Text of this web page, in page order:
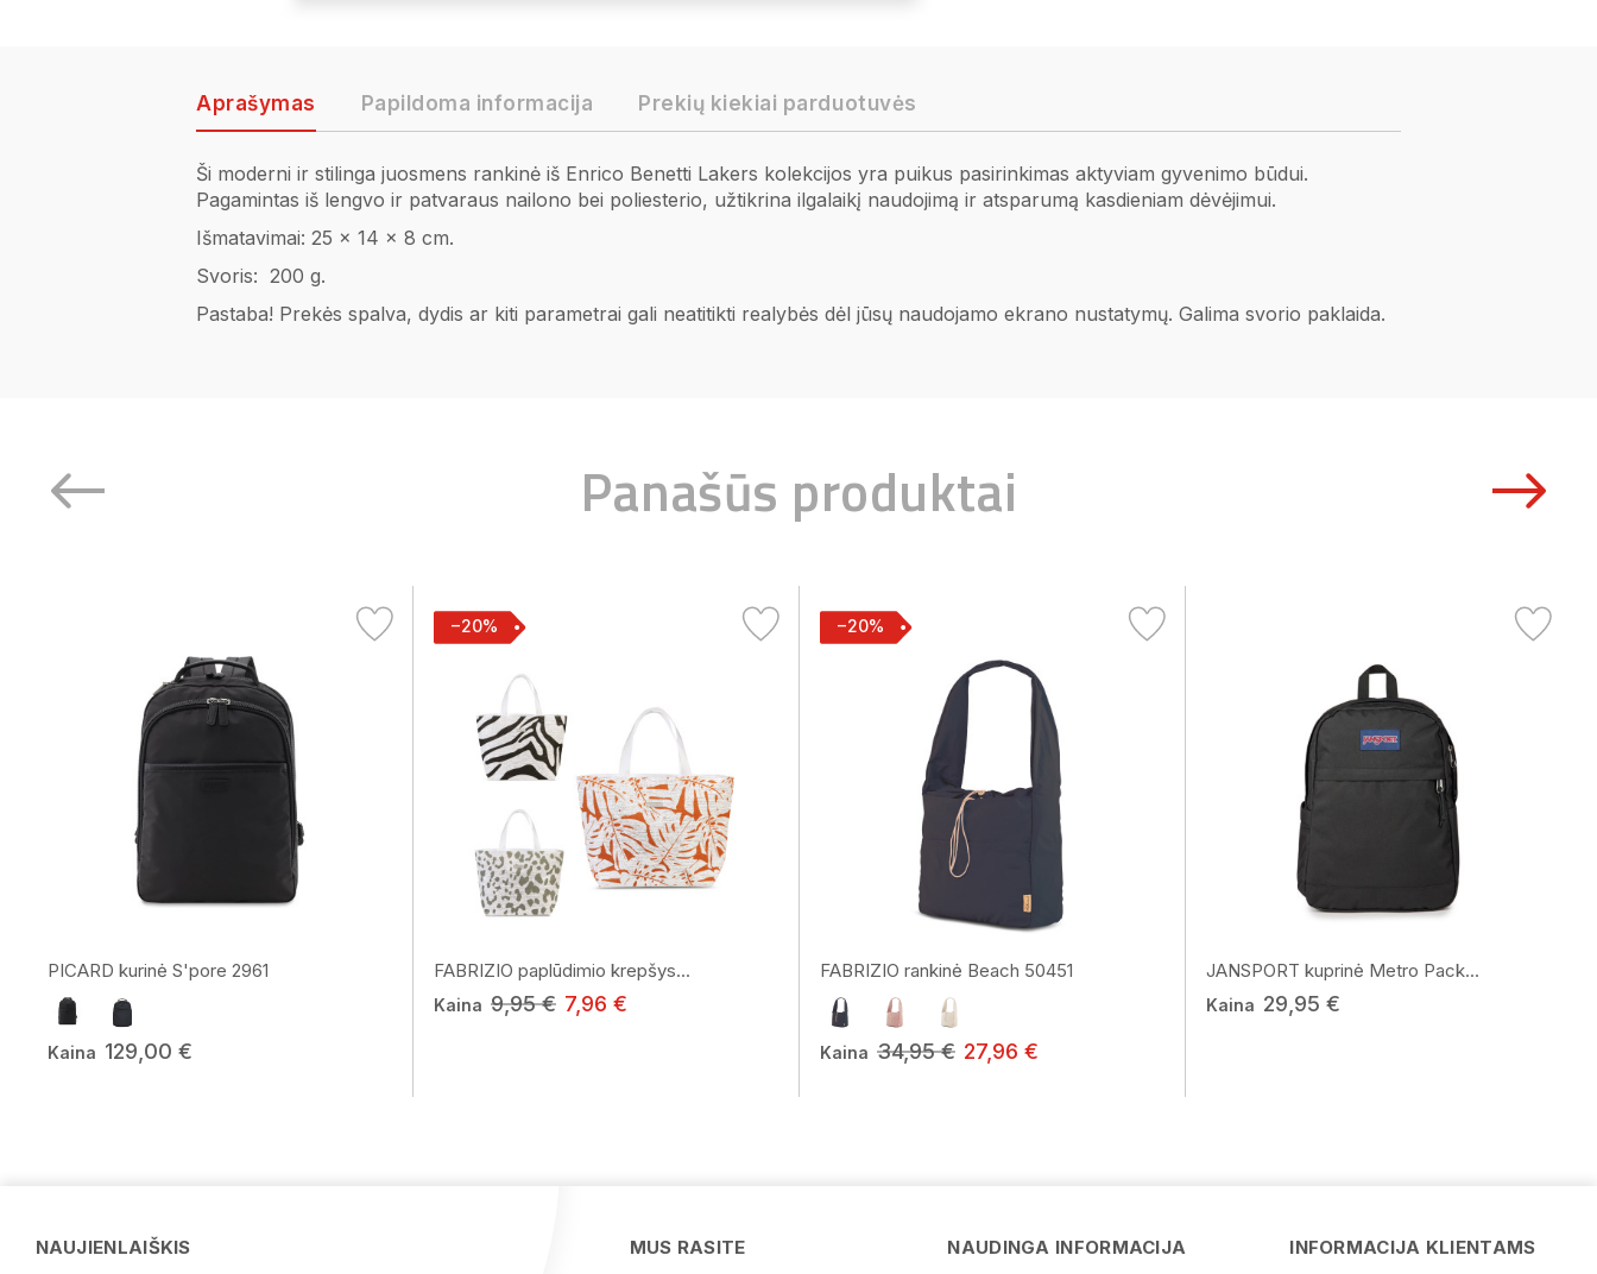
Aprašymas Papildoma informacija Prekių kiekiai parduotuvės
Ši moderni ir stilinga juosmens rankinė iš Enrico Benetti Lakers kolekcijos yra puikus pasirinkimas aktyviam gyvenimo būdui.
Pagamintas iš lengvo ir patvaraus nailono bei poliesterio, užtikrina ilgalaikį naudojimą ir atsparumą kasdieniam dėvėjimui.
Išmatavimai: 25 x 14 x 8 cm.
Svoris: 200 g.
Pastaba! Prekės spalva, dydis ar kiti parametrai gali neatitikti realybės dėl jūsų naudojamo ekrano nustatymų. Galima svorio paklaida.
Panašūs produktai
PICARD kurinė S'pore 2961
Kaina 129,00 €
−20%
FABRIZIO paplūdimio krepšys...
Kaina 9,95 € 7,96 €
−20%
FABRIZIO rankinė Beach 50451
Kaina 34,95 € 27,96 €
JANSPORT kuprinė Metro Pack...
Kaina 29,95 €
NAUJIENLAIŠKIS MUS RASITE NAUDINGA INFORMACIJA INFORMACIJA KLIENTAMS